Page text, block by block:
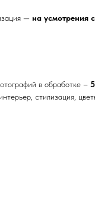
— на усмотрения
в обработке –
стилизация,